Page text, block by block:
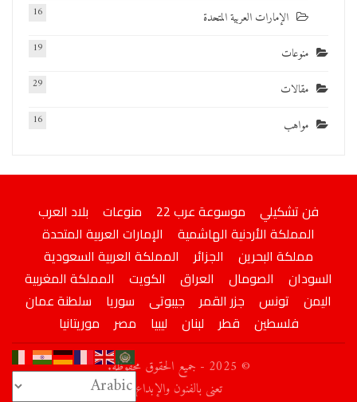
الإمارات العربية المتحدة 16
منوعات 19
مقالات 29
مواهب 16
فن تشكيلي موسوعة عرب 22 منوعات
بلاد العرب
المملكة الأردنية الهاشمية
الإمارات العربية المتحدة
مملكة البحرين
الجزائر
المملكة العربية السعودية
السودان
الصومال العراق الكويت
المملكة المغربية
اليمن
تونس جزر القمر جيبوتى سوريا
سلطنة عمان
فلسطين
قطر لبنان ليبيا مصر موريتانيا
© 2025 - جميع الحقوق محفوظة.
تعني بالفنون والإبداع